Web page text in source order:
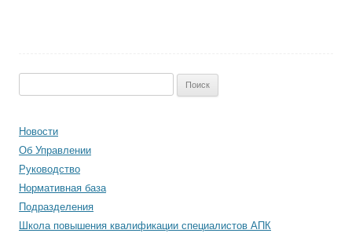
Новости
Об Управлении
Руководство
Нормативная база
Подразделения
Школа повышения квалификации специалистов АПК